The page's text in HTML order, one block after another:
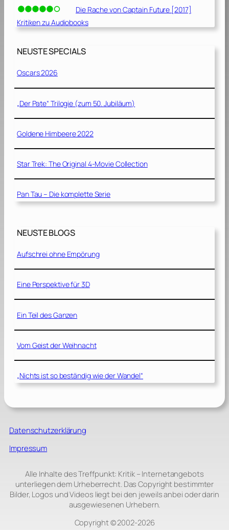
Die Rache von Captain Future [2017]
Kritiken zu Audiobooks
NEUSTE SPECIALS
Oscars 2026
„Der Pate“ Trilogie (zum 50. Jubiläum)
Goldene Himbeere 2022
Star Trek: The Original 4-Movie Collection
Pan Tau – Die komplette Serie
NEUSTE BLOGS
Aufschrei ohne Empörung
Eine Perspektive für 3D
Ein Teil des Ganzen
Vom Geist der Weihnacht
„Nichts ist so beständig wie der Wandel“
Datenschutzerklärung
Impressum
Alle Inhalte des Treffpunkt: Kritik – Internetangebots
unterliegen dem Urheberrecht. Das Copyright bestimmter
Bilder, Logos und Videos liegt bei den jeweils anbei oder darin
ausgewiesenen Urhebern.
Copyright © 2002‑2026